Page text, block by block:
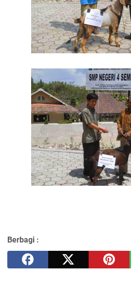
Berbagi :